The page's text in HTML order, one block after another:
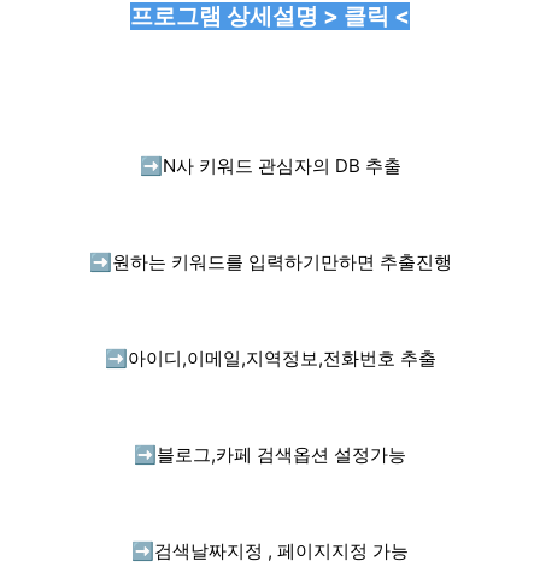
프로그램 상세설명 > 클릭 <
➡️ N사 키워드 관심자의 DB 추출
➡️ 원하는 키워드를 입력하기만하면 추출진행
➡️ 아이디,이메일,지역정보,전화번호 추출
➡️ 블로그,카페 검색옵션 설정가능
➡️ 검색날짜지정 , 페이지지정 가능